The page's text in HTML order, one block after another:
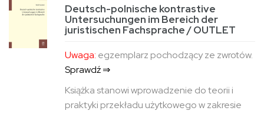
Deutsch-polnische kontrastive
Untersuchungen im Bereich der
juristischen Fachsprache / OUTLET
Uwaga: egzemplarz pochodzący ze zwrotów.
Sprawdź ⇒
Książka stanowi wprowadzenie do teorii i
praktyki przekładu użytkowego w zakresie